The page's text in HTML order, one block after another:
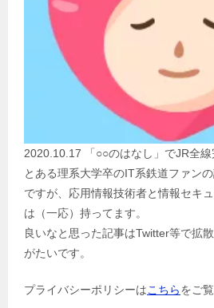
2020.10.17 「○○のはなし」でJR全線
とある理系大学卒のIT系鉄道ファン
ですが、応用情報技術者と情報セキ
は（一応）持ってます。
良いなと思った記事はTwitter等で拡
がたいです。
プライバシーポリシーはこちらをご